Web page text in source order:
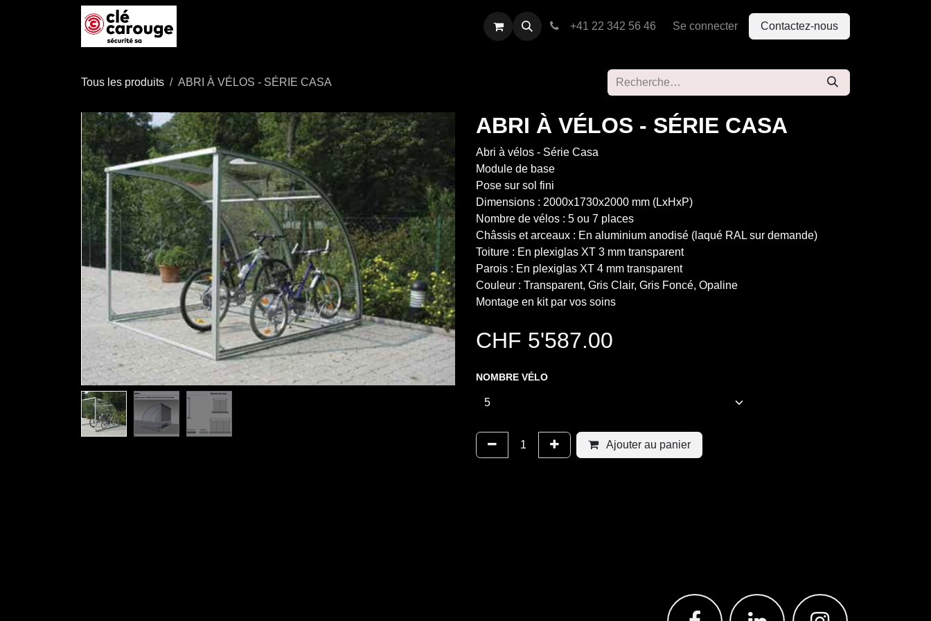
Se rendre au contenu
+41 22 342 56 46 Se connecter Contactez-nous
Tous les produits ABRI À VÉLOS - SÉRIE CASA
ABRI À VÉLOS - SÉRIE CASA
Abri à vélos - Série Casa
Module de base
Pose sur sol fini
Dimensions : 2000x1730x2000 mm (LxHxP)
Nombre de vélos : 5 ou 7 places
Châssis et arceaux : En aluminium anodisé (laqué RAL sur demande)
Toiture : En plexiglas XT 3 mm transparent
Parois : En plexiglas XT 4 mm transparent
Couleur : Transparent, Gris Clair, Gris Foncé, Opaline
Montage en kit par vos soins
CHF 5'587.00
NOMBRE VÉLO
Ajouter au panier